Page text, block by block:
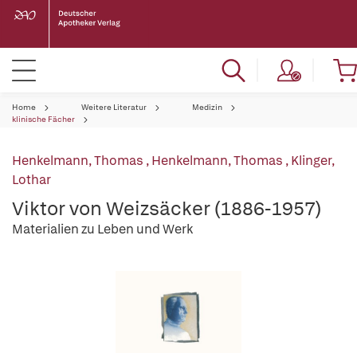
Home Weitere Literatur
Medizin
klinische Fächer
Henkelmann, Thomas ,Henkelmann, Thomas ,Klinger,
Lothar
Viktor von Weizsäcker (1886-1957)
Materialien zu Leben und Werk